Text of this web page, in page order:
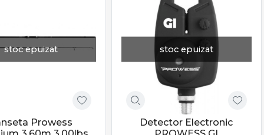
stoc epuizat
Prowess
stoc epuizat
Detector Electronic